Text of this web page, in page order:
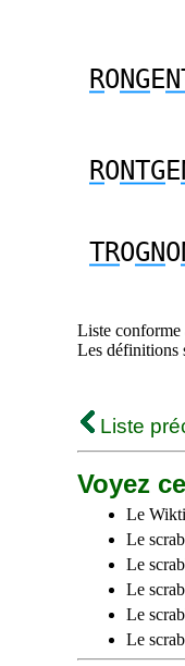
RONGE
RONTGE
TROGNO
Liste conforme
Les définitions
Liste
Voyez
Le
Le
Le
Le
Le
Le